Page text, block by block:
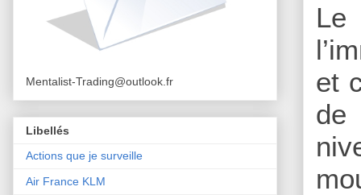
Le
et
de
Mentalist-Trading@outlook.fr
Libellés
Actions que je surveille
Air France KLM